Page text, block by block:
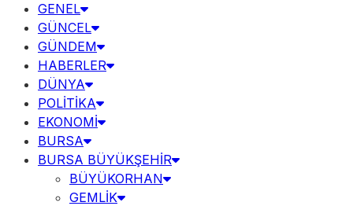
GENEL
GÜNCEL
GÜNDEM
HABERLER
DÜNYA
POLİTİKA
EKONOMİ
BURSA
BURSA BÜYÜKŞEHİR
BÜYÜKORHAN
GEMLİK